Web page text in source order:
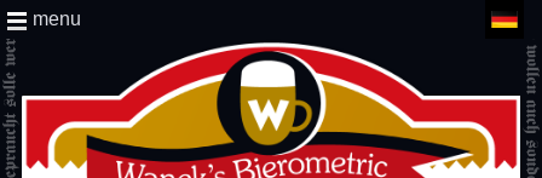
menu